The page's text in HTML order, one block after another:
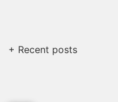
+ Recent posts